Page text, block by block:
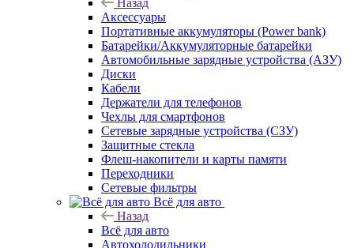
Назад
Аксессуары
Портативные аккумуляторы (Power bank)
Батарейки/Аккумуляторные батарейки
Автомобильные зарядные устройства (АЗУ)
Диски
Кабели
Держатели для телефонов
Чехлы для смартфонов
Сетевые зарядные устройства (СЗУ)
Защитные стекла
Флеш-накопители и карты памяти
Переходники
Сетевые фильтры
Всё для авто
Назад
Всё для авто
Автохолодильники